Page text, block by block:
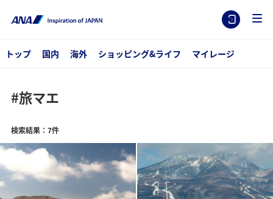
トップ 国内 海外 ショッピング&ライフ マイレージ
#旅マエ
検索結果：7件